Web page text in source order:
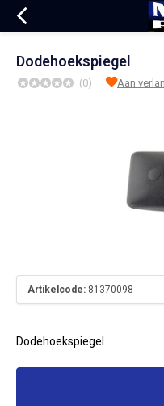
Dodehoekspiegel
(0) Aan
Artikelcode: 81370098
Dodehoekspiegel